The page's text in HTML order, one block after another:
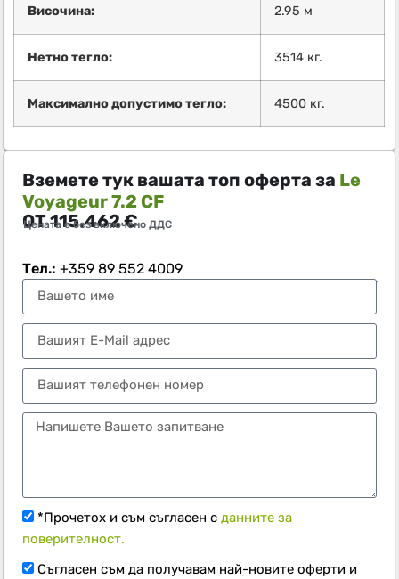
Височина: 2.95 м
Нетно тегло: 3514 кг.
Максимално допустимо тегло: 4500 кг.
Вземете тук вашата топ оферта за Le
Voyageur 7.2 CF
ОТ115.462€
Цената е без включено ДДС
Тел.:+359 89 552 4009
*Прочетох и съм съгласен сданните за
поверителност.
Съгласен съм да получавам най-новите оферти и